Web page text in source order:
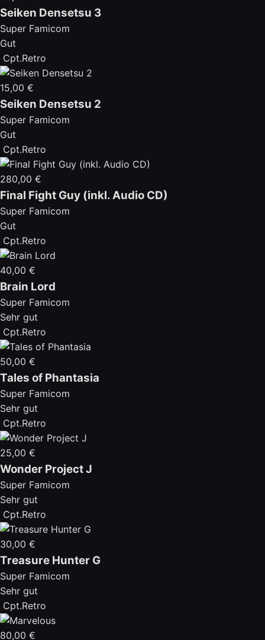
Seiken Densetsu 3
Super Famicom
Gut
Cpt.Retro
15,00 €
Seiken Densetsu 2
Super Famicom
Gut
Cpt.Retro
280,00 €
Final Fight Guy (inkl. Audio CD)
Super Famicom
Gut
Cpt.Retro
40,00 €
Brain Lord
Super Famicom
Sehr gut
Cpt.Retro
50,00 €
Tales of Phantasia
Super Famicom
Sehr gut
Cpt.Retro
25,00 €
Wonder Project J
Super Famicom
Sehr gut
Cpt.Retro
30,00 €
Treasure Hunter G
Super Famicom
Sehr gut
Cpt.Retro
80,00 €